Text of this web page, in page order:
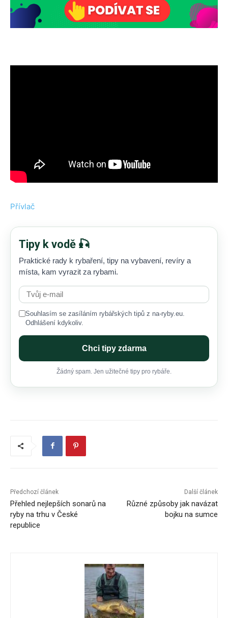
Přívlač
Tipy k vodě 🎣
Praktické rady k rybaření, tipy na vybavení, revíry a
místa, kam vyrazit za rybami.
Souhlasím se zasíláním rybářských tipů z na-ryby.eu.
Odhlášení kdykoliv.
Chci tipy zdarma
Žádný spam. Jen užitečné tipy pro rybáře.
Předchozí článek
Přehled nejlepších sonarů na
ryby na trhu v České
republice
Další článek
Různé způsoby jak navázat
bojku na sumce